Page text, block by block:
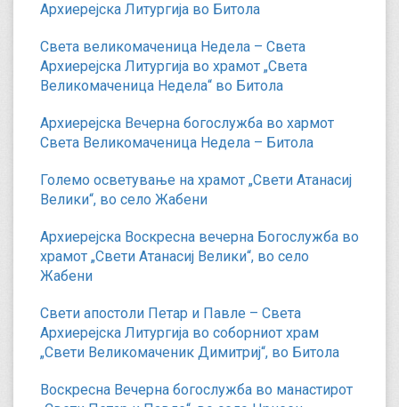
Архиерејска Литургија во Битола
Света великомаченица Недела – Света
Архиерејска Литургија во храмот „Света
Великомаченица Недела“ во Битола
Архиерејска Вечерна богослужба во хармот
Света Великомаченица Недела – Битола
Големо осветување на храмот „Свети Атанасиј
Велики“, во село Жабени
Архиерејска Воскресна вечерна Богослужба во
храмот „Свети Атанасиј Велики“, во село
Жабени
Свети апостоли Петар и Павле – Света
Архиерејска Литургија во соборниот храм
„Свети Великомаченик Димитриј“, во Битола
Воскресна Вечерна богослужба во манастирот